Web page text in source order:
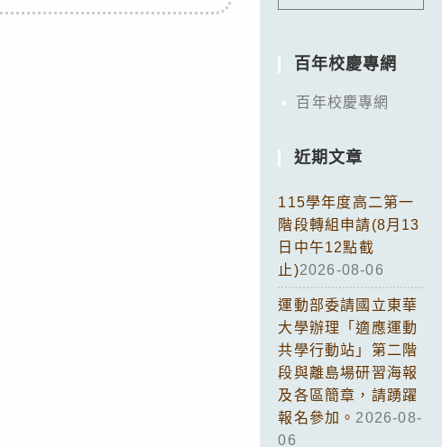
百年校慶專網
百年校慶專網
近期文章
115學年度高二第一
階段轉組申請(8月13
日中午12點截
止)2026-08-06
運動部委請國立東華
大學辦理「適應運動
共學行動站」第二階
段與離島場研習海報
及各區簡章，請踴躍
報名參加。 2026-08-
06